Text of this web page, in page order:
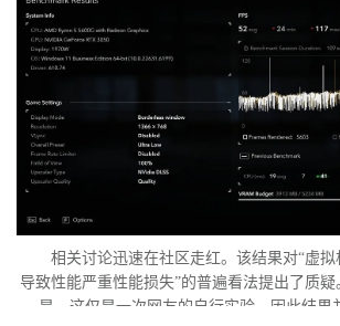
相关讨论迅速在社区走红。该结果对“虚
导致性能严重性能损失”的普遍看法提出了质疑
是，这仅是一次网友的自行实验，因此结果